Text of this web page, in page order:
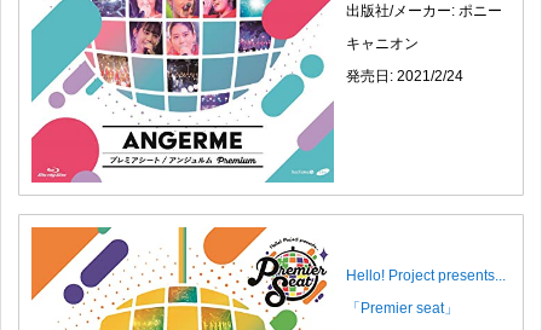
出版社/メーカー: ポニー
キャニオン
発売日: 2021/2/24
Hello! Project presents...
「Premier seat」